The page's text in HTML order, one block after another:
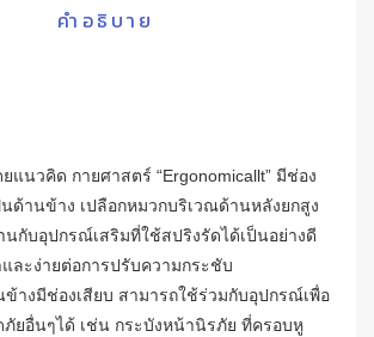
คำอธิบาย
แนวคิด กายศาสตร์ “Ergonomicallt” มีช่อง
ด้านข้าง เปลือกหมวกบริเวณด้านหลังยกสูง
นกับอุปกรณ์เสริมที่ใช้สปริงรัดได้เป็นอย่างดี
ละง่ายต่อการปรับความกระชับ
างมีช่องเสียบ สามารถใช้ร่วมกับอุปกรณ์เพื่อ
ยอื่นๆได้ เช่น กระบังหน้านิรภัย ที่ครอบหู